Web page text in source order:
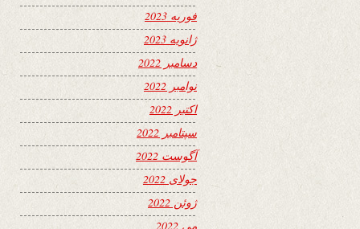
فوریه 2023
ژانویه 2023
دسامبر 2022
نوامبر 2022
اکتبر 2022
سپتامبر 2022
آگوست 2022
جولای 2022
ژوئن 2022
می 2022